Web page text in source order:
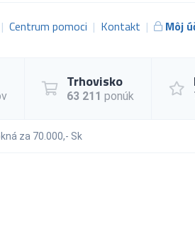
Centrum pomoci Kontakt Môj
Trhovisko
63 211 ponúk
za 70.000,- Sk